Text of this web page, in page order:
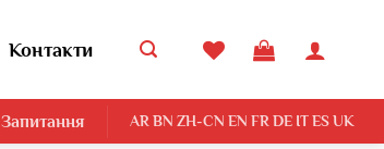
Контакти
Запитання AR BN ZH-CN EN FR DE IT ES UK